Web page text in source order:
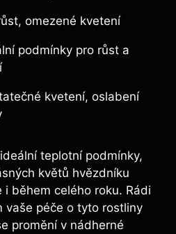
omezené kvetení
podmínky pro růst a
kvetení, oslabení
teplotní podmínky,
květů hvězdníku
i během celého roku. Rádi
vaše péče o tyto rostliny
promění v nádherné